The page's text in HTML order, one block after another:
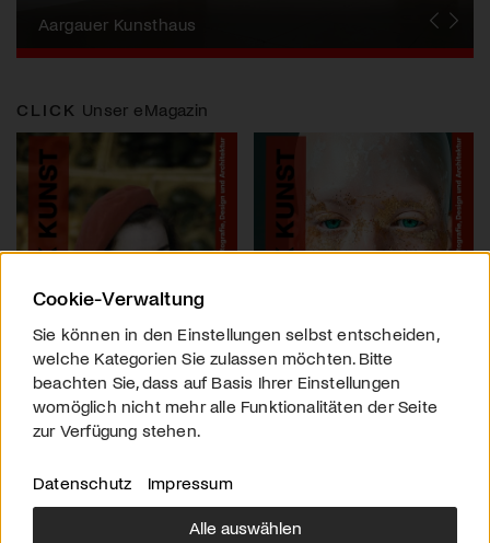
Künstlerin
Aargauer Kunsthaus
Gewerbemuseum Winterthur
Liste Art Fair Basel
Bündner Kunstmuseum
Künstler:innen Portraits
Junge Schweizer Kunst
Vögele Kultur Zentrum
Nidwaldner Museum
Haus für Kunst Uri
CLICK Unser eMagazin
Cookie-Verwaltung
Sie können in den Einstellungen selbst entscheiden,
welche Kategorien Sie zulassen möchten. Bitte
beachten Sie, dass auf Basis Ihrer Einstellungen
womöglich nicht mehr alle Funktionalitäten der Seite
zur Verfügung stehen.
Datenschutz Impressum
Alle auswählen